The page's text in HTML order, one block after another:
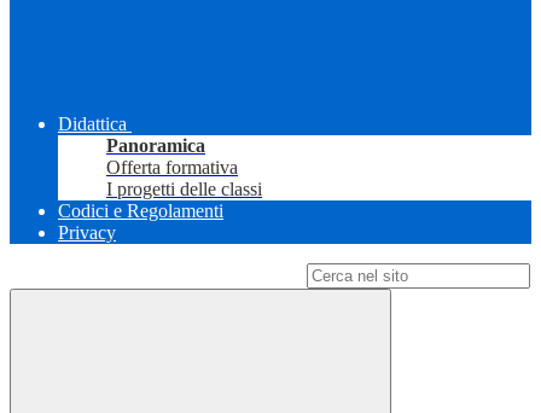
Didattica
Panoramica
Offerta formativa
I progetti delle classi
Codici e Regolamenti
Privacy